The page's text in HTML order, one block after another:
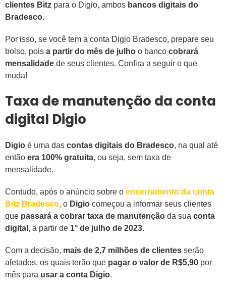
clientes Bitz para o Digio, ambos bancos digitais do
Bradesco.
Por isso, se você tem a conta Digio Bradesco, prepare seu
bolso, pois a partir do mês de julho o banco cobrará
mensalidade de seus clientes. Confira a seguir o que
muda!
Taxa de manutenção da conta
digital Digio
Digio é uma das contas digitais do Bradesco, na qual até
então era 100% gratuita, ou seja, sem taxa de
mensalidade.
Contudo, após o anúncio sobre o encerramento da conta
Bitz Bradesco, o Digio começou a informar seus clientes
que passará a cobrar taxa de manutenção da sua conta
digital , a partir de 1° de julho de 2023.
Com a decisão, mais de 2,7 milhões de clientes serão
afetados, os quais terão que pagar o valor de R$5,90 por
mês para usar a conta Digio.